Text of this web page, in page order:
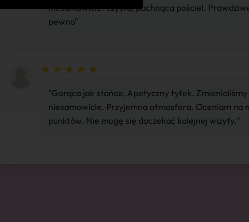
niesamowicie. czysta, pachnąca pościel.
pewno"
"Gorąca jak słońce, Apetyczny tyłek. Zmienialiśmy
niesamowicie. Przyjemna atmosfera. Oceniam na
punktów. Nie mogę się doczekać kolejnej wizyty."